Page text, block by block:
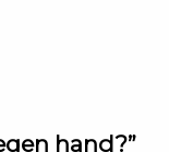
hand?”